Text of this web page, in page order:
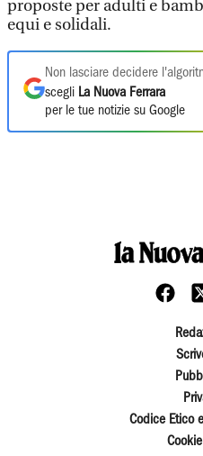
proposte per adulti e
equi e solidali.
Non lasciare decidere
scegli La Nuova Ferrara
per le tue notizie su Google
Codice Etico